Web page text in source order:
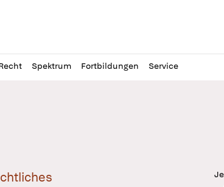
Spektrum Fortbildungen Service